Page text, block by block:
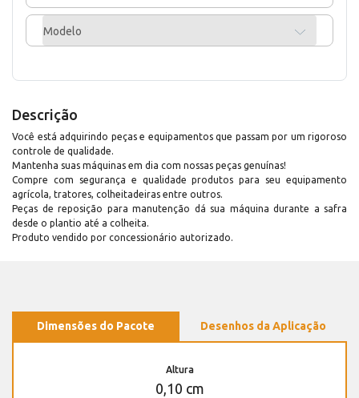
Modelo
Descrição
Você está adquirindo peças e equipamentos que passam por um rigoroso
controle de qualidade.
Mantenha suas máquinas em dia com nossas peças genuínas!
Compre com segurança e qualidade produtos para seu equipamento
agrícola, tratores, colheitadeiras entre outros.
Peças de reposição para manutenção dá sua máquina durante a safra
desde o plantio até a colheita.
Produto vendido por concessionário autorizado.
Dimensões do Pacote Desenhos da Aplicação
Altura
0,10 cm